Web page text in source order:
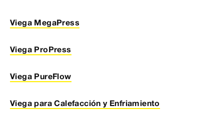
Viega MegaPress
Viega ProPress
Viega PureFlow
Viega para Calefacción y Enfriamiento